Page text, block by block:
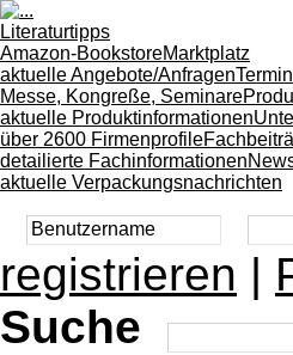
Literaturtipps
Amazon-BookstoreMarktplatz
aktuelle Angebote/Anfragen
Messe, Kongreße, Seminare
aktuelle Produktinformationen
über 2600 Firmenprofile
detailierte Fachinformationen
aktuelle Verpackungsnachrichten
registrieren |
Suche